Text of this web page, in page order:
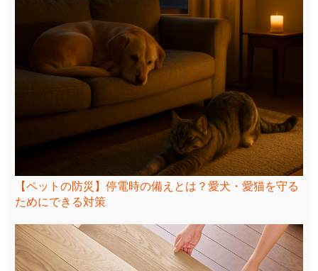
【ペットの防災】停電時の備えとは？愛犬・愛猫を守る
ためにできる対策